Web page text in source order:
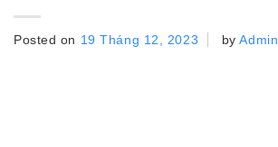
Posted on 19 Tháng 12, 2023 byAdmin